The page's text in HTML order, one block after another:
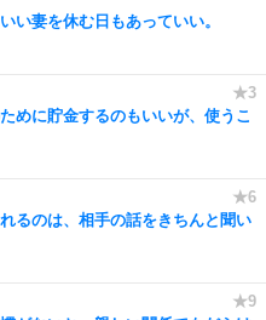
い妻を休む日もあっていい。
めに貯金するのもいいが、使うこ
るのは、相手の話をきちんと聞い